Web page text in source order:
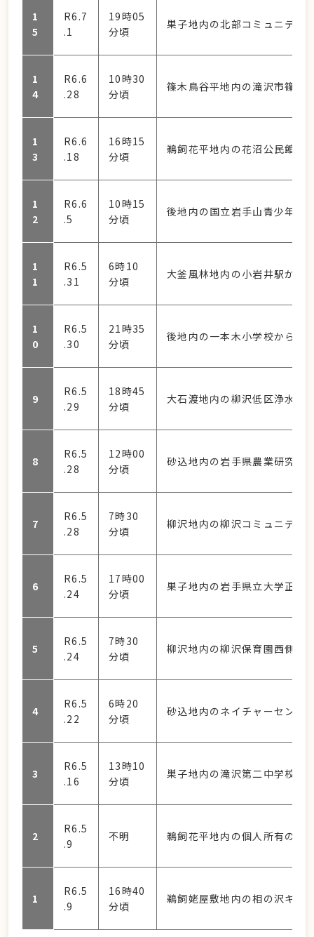
1
5
R6.7
.1
19時05
分頃
巣子地内の北部コミュニティ
1
4
R6.6
.28
10時30
分頃
篠木鳥谷平地内の滝沢市篠木
1
3
R6.6
.18
16時15
分頃
鵜飼花平地内の花沼公民館西
1
2
R6.6
.5
10時15
分頃
後地内の国立岩手山青少年交
1
1
R6.5
.31
6時10
分頃
大釜風林地内の小岩井駅から
1
0
R6.5
.30
21時35
分頃
後地内の一本木小学校から西
9
R6.5
.29
18時45
分頃
大石渡地内の柳沢低区浄水場
8
R6.5
.28
12時00
分頃
砂込地内の岩手県農業研究セ
7
R6.5
.28
7時30
分頃
柳沢地内の柳沢コミュニティ
6
R6.5
.24
17時00
分頃
巣子地内の岩手県立大学正門
5
R6.5
.24
7時30
分頃
柳沢地内の柳沢保育園西側の
4
R6.5
.22
6時20
分頃
砂込地内のネイチャーセンタ
3
R6.5
.16
13時10
分頃
巣子地内の滝沢第二中学校南
2
R6.5
.9
不明 鵜飼花平地内の個人所有の牧
1
R6.5
.9
16時40
分頃
鵜飼姥屋敷地内の相の沢キャ